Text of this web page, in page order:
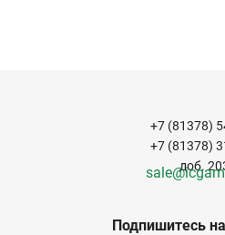
Подпишитесь
+7 (81378)
+7 (81378)
доб.